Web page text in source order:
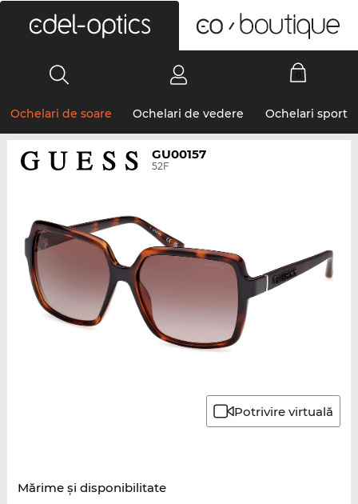
Ochelari de soare Ochelari de vedere Ochelari sport
GU00157
52F
Potrivire virtuală
Mărime şi disponibilitate